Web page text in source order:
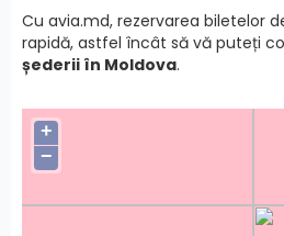
Cu avia.md, rezervarea biletelor
rapidă, astfel încât să vă puteți
șederii în Moldova.
+
−